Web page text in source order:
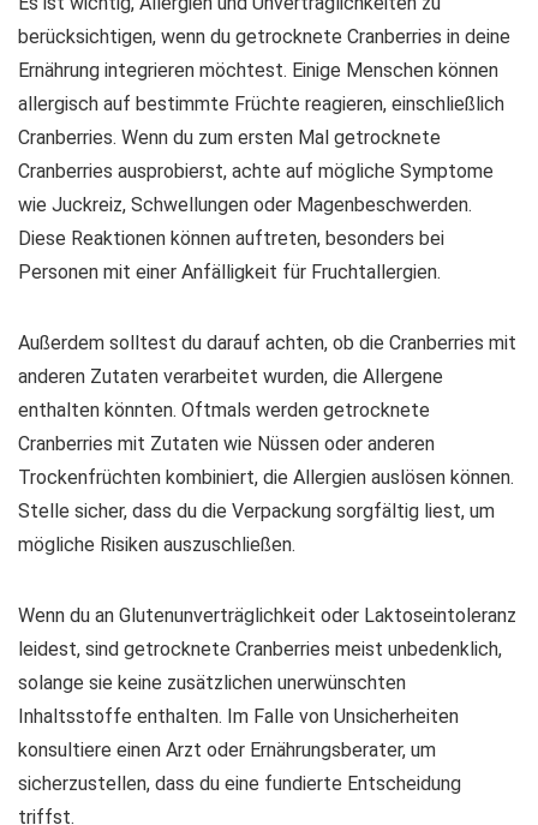
berücksichtigen, wenn du getrocknete Cranberries in deine
Ernährung integrieren möchtest. Einige Menschen können
allergisch auf bestimmte Früchte reagieren, einschließlich
Cranberries. Wenn du zum ersten Mal getrocknete
Cranberries ausprobierst, achte auf mögliche Symptome
wie Juckreiz, Schwellungen oder Magenbeschwerden.
Diese Reaktionen können auftreten, besonders bei
Personen mit einer Anfälligkeit für Fruchtallergien.
Außerdem solltest du darauf achten, ob die Cranberries mit
anderen Zutaten verarbeitet wurden, die Allergene
enthalten könnten. Oftmals werden getrocknete
Cranberries mit Zutaten wie Nüssen oder anderen
Trockenfrüchten kombiniert, die Allergien auslösen können.
Stelle sicher, dass du die Verpackung sorgfältig liest, um
mögliche Risiken auszuschließen.
Wenn du an Glutenunverträglichkeit oder Laktoseintoleranz
leidest, sind getrocknete Cranberries meist unbedenklich,
solange sie keine zusätzlichen unerwünschten
Inhaltsstoffe enthalten. Im Falle von Unsicherheiten
konsultiere einen Arzt oder Ernährungsberater, um
sicherzustellen, dass du eine fundierte Entscheidung
triffst.